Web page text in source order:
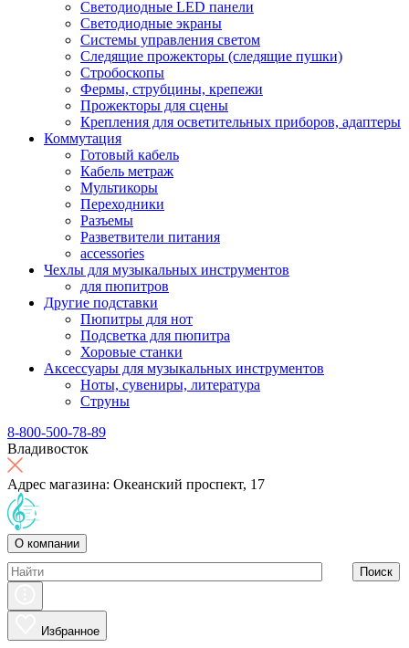
Светодиодные LED панели
Светодиодные экраны
Системы управления светом
Следящие прожекторы (следящие пушки)
Стробоскопы
Фермы, струбцины, крепежи
Прожекторы для сцены
Крепления для осветительных приборов, адаптеры
Коммутация
Готовый кабель
Кабель метраж
Мультикоры
Переходники
Разъемы
Разветвители питания
accessories
Чехлы для музыкальных инструментов
для пюпитров
Другие подставки
Пюпитры для нот
Подсветка для пюпитра
Хоровые станки
Аксессуары для музыкальных инструментов
Ноты, сувениры, литература
Струны
8-800-500-78-89
Владивосток
Адрес магазина: Океанский проспект, 17
О компании
Поиск
Избранное